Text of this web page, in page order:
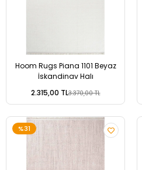
Hoom Rugs Piana 1101 Beyaz
İskandinav Halı
2.315,00 TL3.370,00 TL
%31